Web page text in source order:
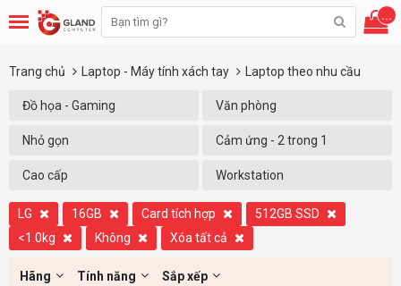
...
Trang chủ Laptop - Máy tính xách tay Laptop theo nhu cầu
Đồ họa - Gaming Văn phòng
Nhỏ gọn Cảm ứng - 2 trong 1
Cao cấp Workstation
LG 16GB Card tích hợp
512GB SSD
<1.0kg
Không Xóa tất cả
Hãng Tính năng Sắp xếp